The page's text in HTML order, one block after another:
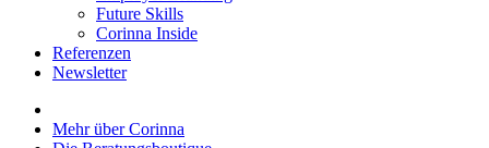
Future Skills
Corinna Inside
Referenzen
Newsletter
Mehr über Corinna